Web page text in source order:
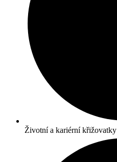
Životní a kariérní křižovatky